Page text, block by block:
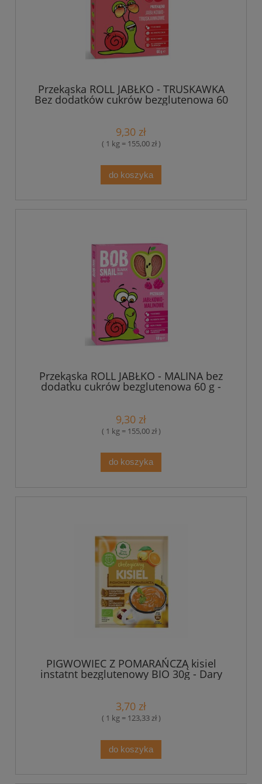
Przekąska ROLL JABŁKO - TRUSKAWKA
Bez dodatków cukrów bezglutenowa 60
9,30 zł
( 1 kg = 155,00 zł )
do koszyka
Przekąska ROLL JABŁKO - MALINA bez
dodatku cukrów bezglutenowa 60 g -
Bob Snail
9,30 zł
( 1 kg = 155,00 zł )
do koszyka
PIGWOWIEC Z POMARAŃCZĄ kisiel
instatnt bezglutenowy BIO 30g - Dary
Natury
3,70 zł
( 1 kg = 123,33 zł )
do koszyka